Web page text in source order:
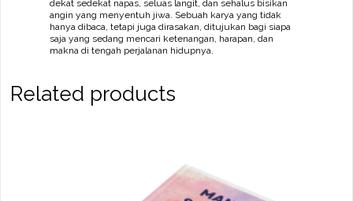
dekat sedekat napas, seluas langit, dan sehalus bisikan
angin yang menyentuh jiwa. Sebuah karya yang tidak
hanya dibaca, tetapi juga dirasakan, ditujukan bagi siapa
saja yang sedang mencari ketenangan, harapan, dan
makna di tengah perjalanan hidupnya.
Related products